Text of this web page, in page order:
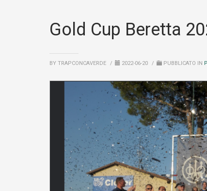
Gold Cup Beretta
BY TRAPCONCAVERDE / 2022-06-20 / PUBBLICATO IN